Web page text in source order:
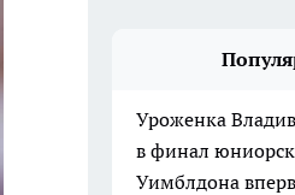
Уроженка
в финал
Уимблдона